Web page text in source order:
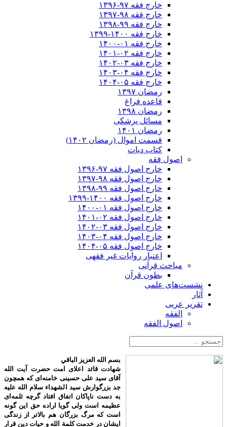
خارج فقه ۹۷-۱۳۹۶
خارج فقه ۹۸-۱۳۹۷
خارج فقه ۹۹-۱۳۹۸
خارج فقه ۱۴۰۰-۱۳۹۹
خارج فقه ۰۱-۱۴۰۰
خارج فقه ۰۲-۱۴۰۱
خارج فقه ۰۳-۱۴۰۲
خارج فقه ۰۴-۱۴۰۳
خارج فقه ۰۵-۱۴۰۴
رمضان ۱۳۹۷
قاعده فراغ
رمضان ۱۳۹۸
مسائل پزشکی
رمضان ۱۴۰۱
قسمت اموال (رمضان ۱۴۰۲)
کتاب دیات
اصول فقه
خارج اصول فقه ۹۷-۱۳۹۶
خارج اصول فقه ۹۸-۱۳۹۷
خارج اصول فقه ۹۹-۱۳۹۸
خارج اصول فقه ۱۴۰۰-۱۳۹۹
خارج اصول فقه ۰۱-۱۴۰۰
خارج اصول فقه ۰۲-۱۴۰۱
خارج اصول فقه ۰۳-۱۴۰۲
خارج اصول فقه ۰۴-۱۴۰۳
خارج اصول فقه ۰۵-۱۴۰۴
اعتبار روایات غیر فقهی
مباحث قرآنی
بطون قرآن
نشست‌های علمی
آثار
تقریر عربی
الفقه
اصول الفقه
بسم الله العزیز الباقي
شهادت قائد اعلای امت حضرت آیت الله
آقای سید علی حسینی خامنه‌ای که همچون
جد بزرگوارش سید الشهداء سلام الله علیه
به دست ناپاکان اتفاق افتاد گرچه ثلمه‌ای
عظیمه است ولی گویا اراده حق این گونه
است که مرگ بزرگان هم بالاتر از زندگی
ایشان در خدمت کلمة الله و حیات دین قرار